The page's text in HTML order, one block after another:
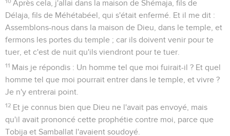
Après cela, j'allai dans la maison de Shémaja, fils de
Délaja, fils de Méhétabéel, qui s'était enfermé. Et il me dit :
Assemblons-nous dans la maison de Dieu, dans le temple, et
fermons les portes du temple ; car ils doivent venir pour te
tuer, et c'est de nuit qu'ils viendront pour te tuer.
11 Mais je répondis : Un homme tel que moi fuirait-il ? Et quel
homme tel que moi pourrait entrer dans le temple, et vivre ?
Je n'y entrerai point.
12 Et je connus bien que Dieu ne l'avait pas envoyé, mais
qu'il avait prononcé cette prophétie contre moi, parce que
Tobija et Samballat l'avaient soudoyé.